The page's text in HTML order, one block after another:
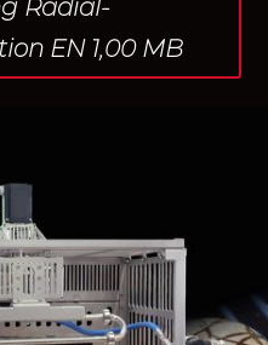
Radial-
EN 1,00 MB